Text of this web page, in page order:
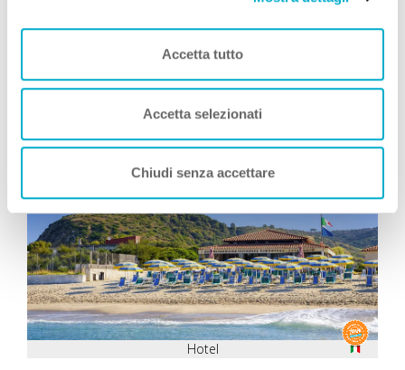
Accetta tutto
Accetta selezionati
Chiudi senza accettare
Consigliati da Zampa Vacanza
Hotel